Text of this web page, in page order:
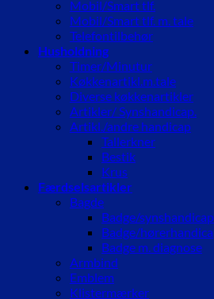
Mobil/Smart tlf.
Mobil/Smart tlf. m. tale
Telefontilbehør
Husholdning
Timer/Minutur
Køkkenartikl.m.tale
Diverse køkkenartikler
Artikler/ Synshandicap.
Artikl./andre handicap
Tallerkner
Bestik
Krus
Færdselsartikler
Bagde
Badge/synshandicap
Badge/
Badge m. diagnose
Armbind
Emblem
Klistermærker